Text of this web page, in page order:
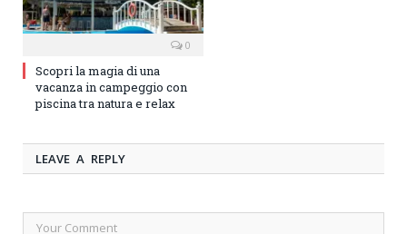
0
Scopri la magia di una
vacanza in campeggio con
piscina tra natura e relax
LEAVE A REPLY